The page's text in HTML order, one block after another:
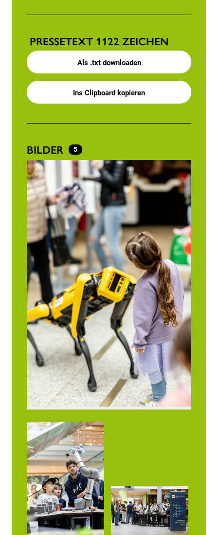
PRESSETEXT 1122 ZEICHEN
Als .txt downloaden
Ins Clipboard kopieren
BILDER 5